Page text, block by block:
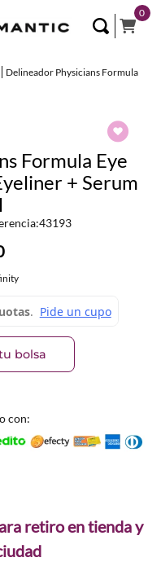
0
Delineador Physicians Formula
Formula Eye
+ Serum
:43193
bolsa
con:
retiro en tienda y